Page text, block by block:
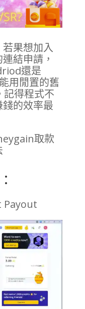
果想加入
結申請，
還是
用閒置的舊
得程式不
的效率最
取款
Payout